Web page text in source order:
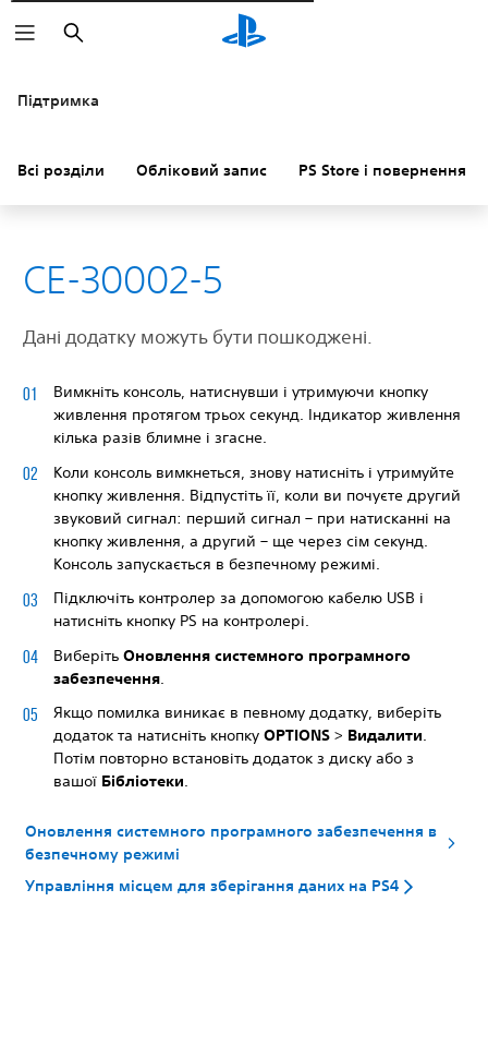
Пошук
Підтримка
Всі розділи Обліковий запис PS Store і повернення
CE-30002-5
Дані додатку можуть бути пошкоджені.
Вимкніть консоль, натиснувши і утримуючи кнопку
живлення протягом трьох секунд. Індикатор живлення
кілька разів блимне і згасне.
Коли консоль вимкнеться, знову натисніть і утримуйте
кнопку живлення. Відпустіть її, коли ви почуєте другий
звуковий сигнал: перший сигнал – при натисканні на
кнопку живлення, а другий – ще через сім секунд.
Консоль запускається в безпечному режимі.
Підключіть контролер за допомогою кабелю USB і
натисніть кнопку PS на контролері.
Виберіть Оновлення системного програмного
забезпечення
Якщо помилка виникає в певному додатку, виберіть
додаток та натисніть кнопку OPTIONS > Видалити.
Потім повторно встановіть додаток з диску або з
вашої Бібліотеки.
Оновлення системного програмного забезпечення в
безпечному режимі
Управління місцем для зберігання даних на PS4